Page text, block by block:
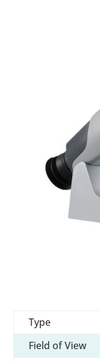
Type
Field of View